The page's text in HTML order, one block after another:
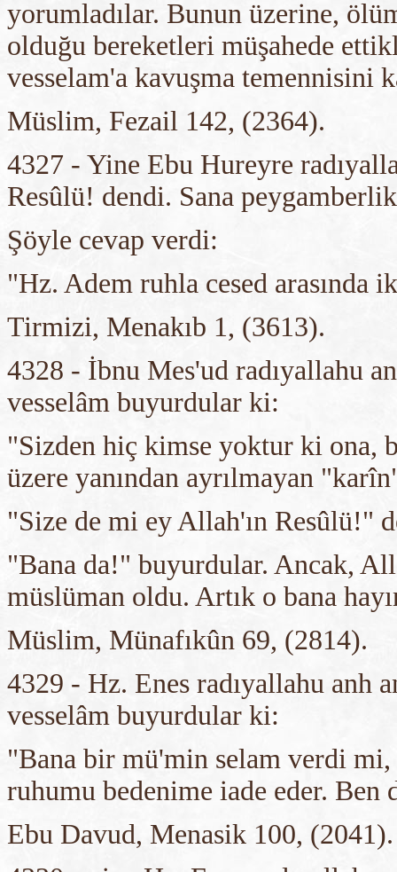
yorumladılar. Bunun üzerine,
olduğu bereketleri müşahede
vesselam'a kavuşma
Müslim, Fezail 142, (2364).
4327 - Yine Ebu Hureyre
Resûlü! dendi. Sana
Şöyle cevap verdi:
"Hz. Adem ruhla cesed arasında
Tirmizi, Menakıb 1, (3613).
4328 - İbnu Mes'ud radıyallahu
vesselâm buyurdular ki:
"Sizden hiç kimse yoktur ki ona,
üzere yanından ayrılmayan
"Size de mi ey Allah'ın Resûlü!"
"Bana da!" buyurdular. Ancak,
müslüman oldu. Artık o bana
Müslim, Münafıkûn 69, (2814).
4329 - Hz. Enes radıyallahu anh
vesselâm buyurdular ki:
"Bana bir mü'min selam verdi
ruhumu bedenime iade eder.
Ebu Davud, Menasik 100, (2041).